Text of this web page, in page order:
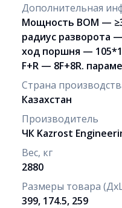
Дополнительная
Мощность ВОМ —
радиус разворота
ход поршня —
F+R — 8F+8R.
Страна
Казахстан
Производитель
ЧК Kazrost
Вес, кг
2880
Размеры товара
399, 174.5, 259